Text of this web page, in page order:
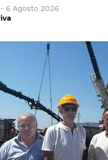
– 6 Agosto 2026